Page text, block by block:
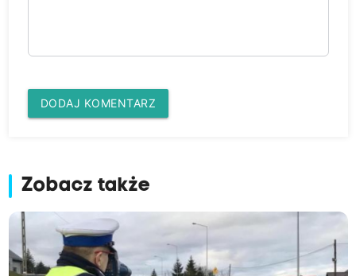
DODAJ KOMENTARZ
Zobacz także